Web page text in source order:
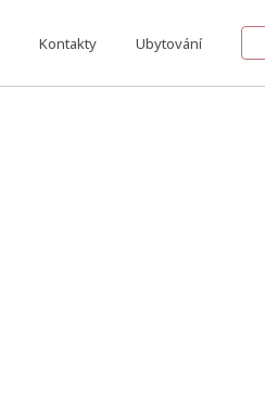
Kontakty Ubytování